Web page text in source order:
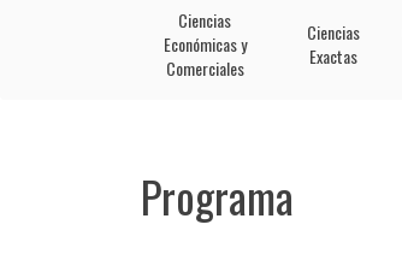
Ciencias
Económicas y
Comerciales
Ciencias
Exactas
Programa